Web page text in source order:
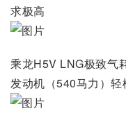
求极高
乘龙H5V LNG极致气
发动机（540马力）